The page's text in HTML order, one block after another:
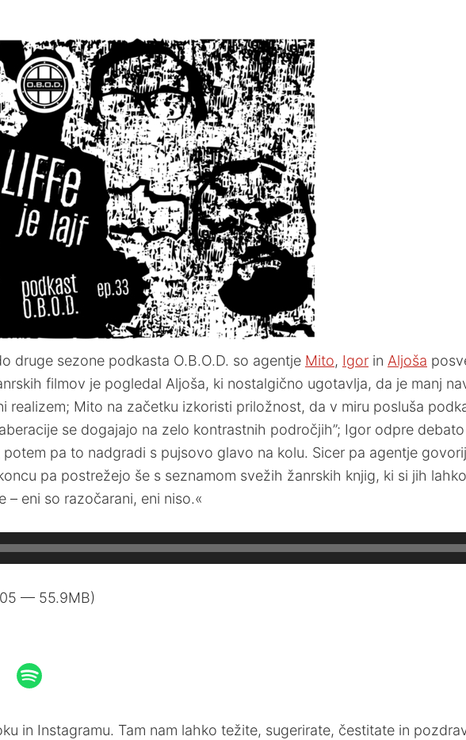
druge sezone podkasta O.B.O.D. so agentje Mito, Igor in Aljoša
filmov je pogledal Aljoša, ki nostalgično ugotavlja, da je manj
realizem; Mito na začetku izkoristi priložnost, da v miru posluša
se dogajajo na zelo kontrastnih področjih”; Igor odpre
pa to nadgradi s pujsovo glavo na kolu. Sicer pa agentje
pa postrežejo še s seznamom svežih žanrskih knjig, ki si jih
– eni so razočarani, eni niso.«
— 55.9MB)
in Instagramu. Tam nam lahko težite, sugerirate, čestitate in